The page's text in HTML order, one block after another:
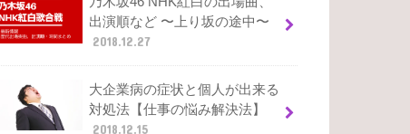
出演順など 〜上り坂の途中〜
2018.12.27
大企業病の症状と個人が出来る
対処法【仕事の悩み解決法】
2018.12.15